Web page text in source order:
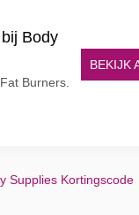
Body
Burners.
BEKIJK
Supplies Kortingscode